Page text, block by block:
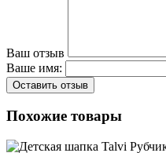
Ваш отзыв
Ваше имя:
Оставить отзыв
Похожие товары